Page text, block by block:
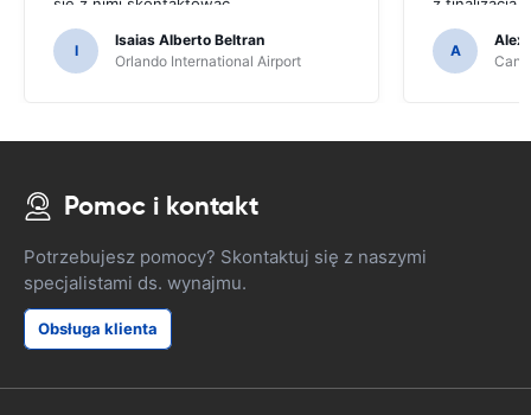
I
Isaias Alberto Beltran
Orlando International Airport
w
A
Alex
Pomoc i kontakt
Potrzebujesz pomocy? Skontaktuj się z naszymi
specjalistami ds. wynajmu.
Obsługa klienta